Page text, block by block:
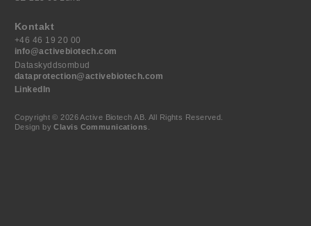
Kontakt
+46 46 19 20 00
info@activebiotech.com
Dataskyddsombud
dataprotection@activebiotech.com
LinkedIn
Copyright © 2026 Active Biotech AB. All Rights Reserved.
Design byClavis Communications